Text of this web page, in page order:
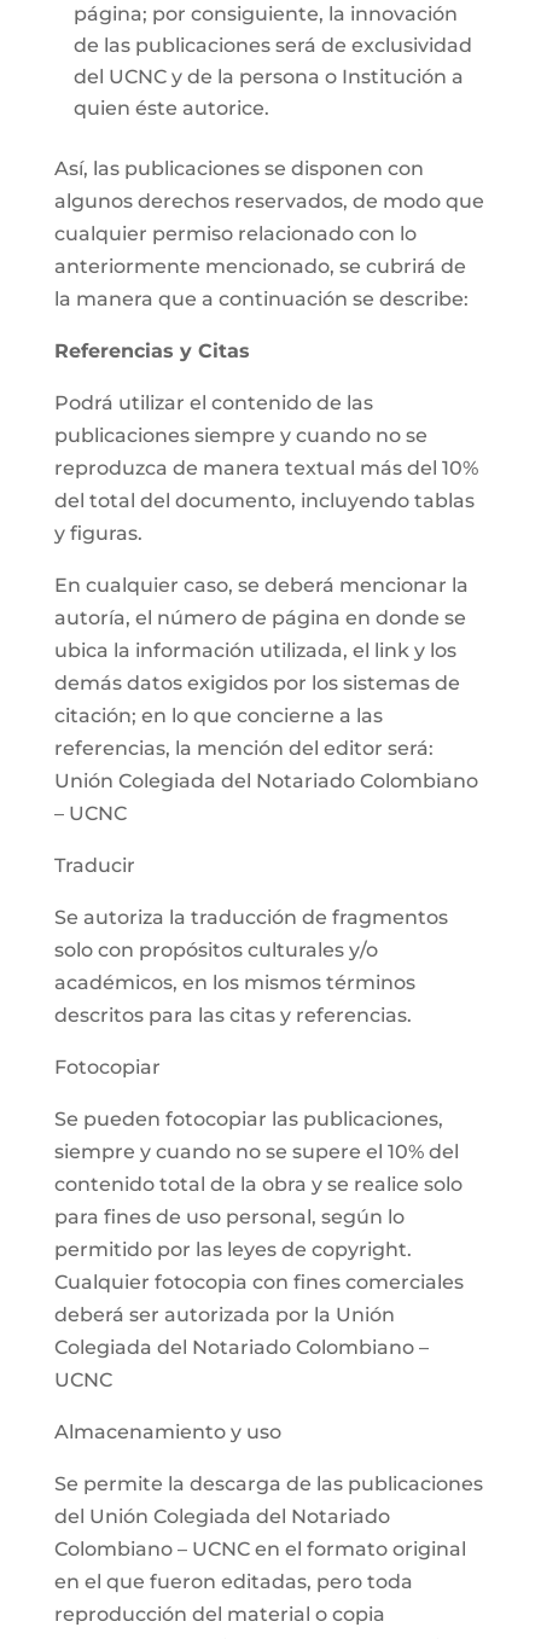
página; por consiguiente, la innovación
de las publicaciones será de exclusividad
del UCNC y de la persona o Institución a
quien éste autorice.
Así, las publicaciones se disponen con
algunos derechos reservados, de modo que
cualquier permiso relacionado con lo
anteriormente mencionado, se cubrirá de
la manera que a continuación se describe:
Referencias y Citas
Podrá utilizar el contenido de las
publicaciones siempre y cuando no se
reproduzca de manera textual más del 10%
del total del documento, incluyendo tablas
y figuras.
En cualquier caso, se deberá mencionar la
autoría, el número de página en donde se
ubica la información utilizada, el link y los
demás datos exigidos por los sistemas de
citación; en lo que concierne a las
referencias, la mención del editor será:
Unión Colegiada del Notariado Colombiano
– UCNC
Traducir
Se autoriza la traducción de fragmentos
solo con propósitos culturales y/o
académicos, en los mismos términos
descritos para las citas y referencias.
Fotocopiar
Se pueden fotocopiar las publicaciones,
siempre y cuando no se supere el 10% del
contenido total de la obra y se realice solo
para fines de uso personal, según lo
permitido por las leyes de copyright.
Cualquier fotocopia con fines comerciales
deberá ser autorizada por la Unión
Colegiada del Notariado Colombiano –
UCNC
Almacenamiento y uso
Se permite la descarga de las publicaciones
del Unión Colegiada del Notariado
Colombiano – UCNC en el formato original
en el que fueron editadas, pero toda
reproducción del material o copia